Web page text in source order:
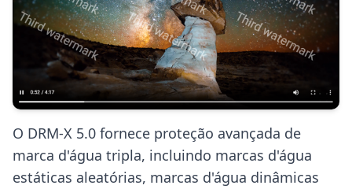
O DRM-X 5.0 fornece proteção avançada de
marca d'água tripla, incluindo marcas d'água
estáticas aleatórias, marcas d'água dinâmicas